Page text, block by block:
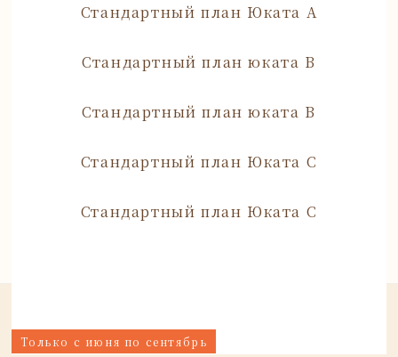
Стандартный план Юката А
Стандартный план юката B
Стандартный план юката B
Стандартный план Юката C
Стандартный план Юката C
Только с июня по сентябрь